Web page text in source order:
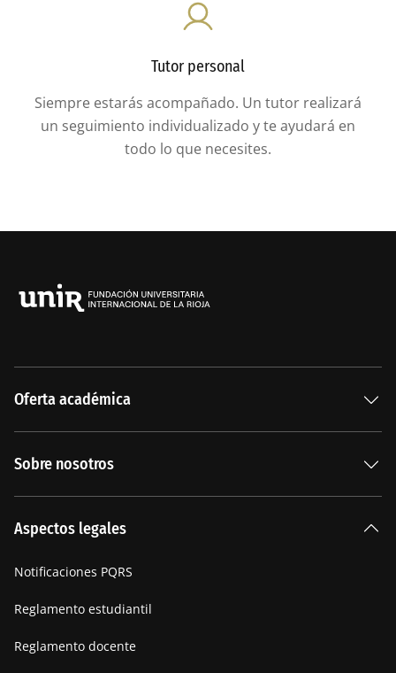
Tutor personal
Siempre estarás acompañado. Un tutor realizará
un seguimiento individualizado y te ayudará en
todo lo que necesites.
Oferta académica
Sobre nosotros
Manifiesto
Aspectos legales
Notificaciones PQRS
Reglamento estudiantil
Reglamento docente